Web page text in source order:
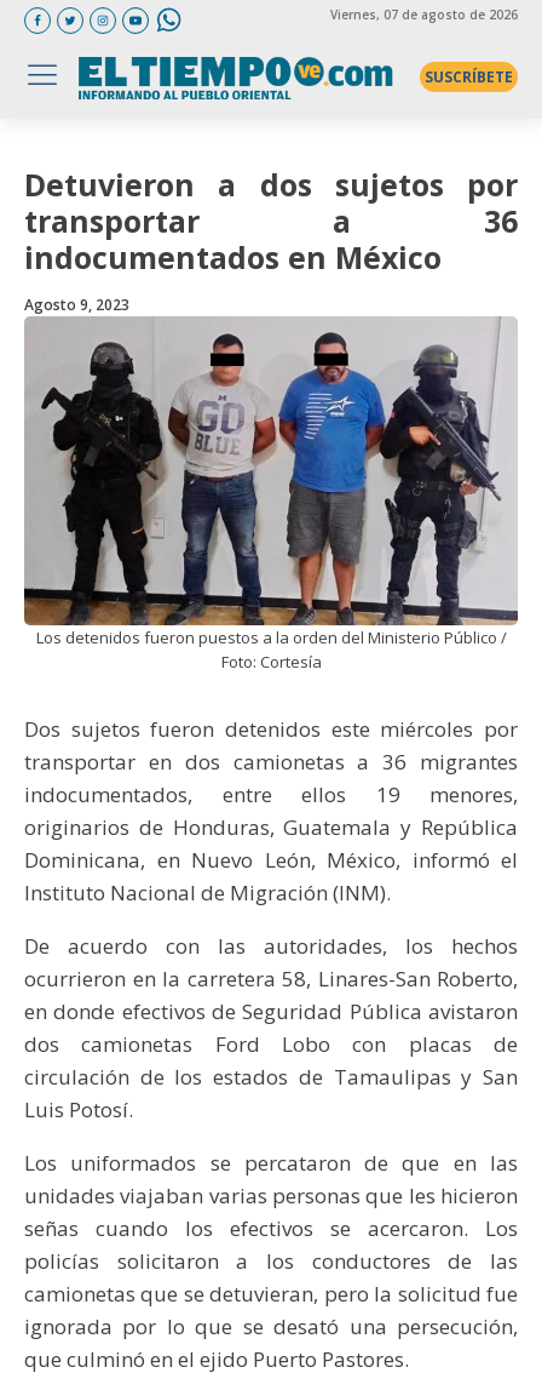
Viernes, 07 de agosto de 2026
SUSCRÍBETE
Detuvieron a dos sujetos por
transportar a 36
indocumentados en México
Agosto 9, 2023
Los detenidos fueron puestos a la orden del Ministerio Público /
Foto: Cortesía
Dos sujetos fueron detenidos este miércoles por
transportar en dos camionetas a 36 migrantes
indocumentados, entre ellos 19 menores,
originarios de Honduras, Guatemala y República
Dominicana, en Nuevo León, México, informó el
Instituto Nacional de Migración (INM).
De acuerdo con las autoridades, los hechos
ocurrieron en la carretera 58, Linares-San Roberto,
en donde efectivos de Seguridad Pública avistaron
dos camionetas Ford Lobo con placas de
circulación de los estados de Tamaulipas y San
Luis Potosí.
Los uniformados se percataron de que en las
unidades viajaban varias personas que les hicieron
señas cuando los efectivos se acercaron. Los
policías solicitaron a los conductores de las
camionetas que se detuvieran, pero la solicitud fue
ignorada por lo que se desató una persecución,
que culminó en el ejido Puerto Pastores.